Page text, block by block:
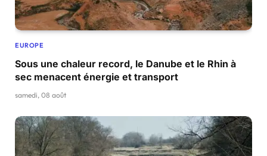
EUROPE
Sous une chaleur record, le Danube et le Rhin à
sec menacent énergie et transport
samedi, 08 août